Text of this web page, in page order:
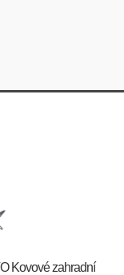
Kovové zahradní